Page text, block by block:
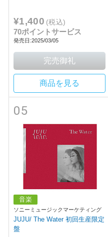
¥1,400 (税込)
70ポイントサービス
発売日:2025/03/05
商品を見る
05
音楽
ソニーミュージックマーケティング
JUJU/ The Water 初回生産限定
盤